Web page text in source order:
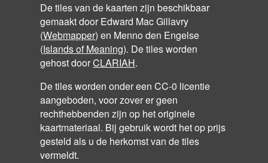
De tiles van de kaarten zijn beschikbaar
gemaakt door Edward Mac Gillavry
(Webmapper) en Menno den Engelse
(Islands of Meaning). De tiles worden
gehost doorCLARIAH.
De tiles worden onder een CC-0 licentie
aangeboden, voor zover er geen
rechthebbenden zijn op het originele
kaartmateriaal. Bij gebruik wordt het op prijs
gesteld als u de herkomst van de tiles
vermeldt.